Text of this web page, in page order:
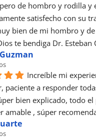
de hombro y rodilla y
satisfecho con su
bien de mi hombro y
te bendiga Dr. Esteban
Increíble mi
paciente a responder
bien explicado, todo el
amable , súper